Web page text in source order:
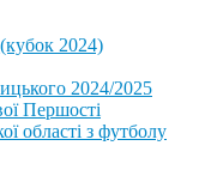
2024)
2024/2025
Першості
області з футболу